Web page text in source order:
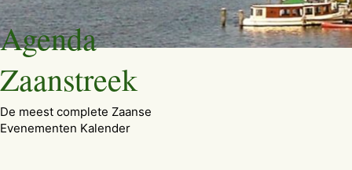
Ga
naar
de
inhoud
Agenda
Zaanstreek
De meest complete Zaanse
Evenementen Kalender